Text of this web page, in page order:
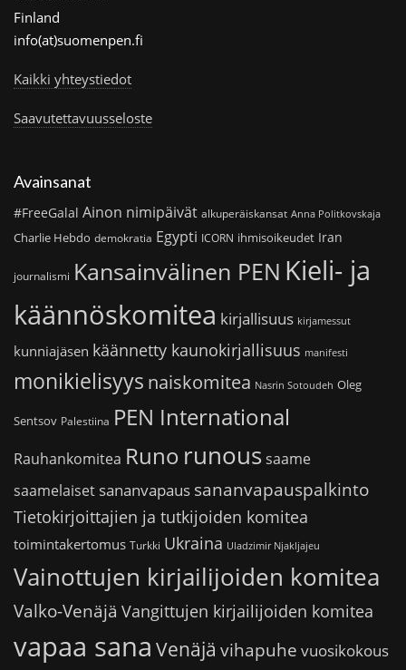
Finland
info(at)suomenpen.fi
Kaikki yhteystiedot
Saavutettavuusseloste
Avainsanat
#FreeGalal Ainon nimipäivät alkuperäiskansat Anna Politkovskaja
Charlie Hebdo demokratia Egypti ICORN ihmisoikeudet Iran
journalismi Kansainvälinen PEN Kieli- ja
käännöskomitea kirjallisuus kirjamessut
kunniajäsen käännetty kaunokirjallisuus manifesti
monikielisyys naiskomitea Nasrin Sotoudeh Oleg
Sentsov Palestiina PEN International
Rauhankomitea Runo runoussaame
saamelaiset sananvapaus sananvapauspalkinto
Tietokirjoittajien ja tutkijoiden komitea
toimintakertomus Turkki Ukraina Uladzimir Njakljajeu
Vainottujen kirjailijoiden komitea
Valko-Venäjä Vangittujen kirjailijoiden komitea
vapaa sana Venäjä vihapuhe vuosikokous